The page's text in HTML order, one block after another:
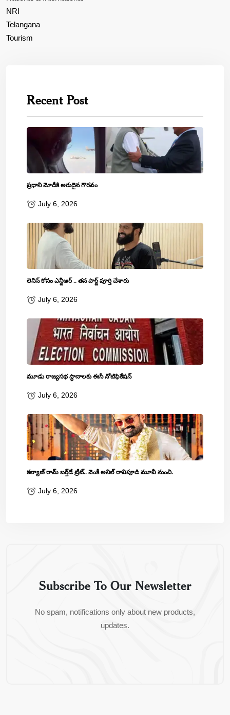
NRI
Telangana
Tourism
Recent Post
ప్రధాని మోదీకి అరుదైన గౌరవం
July 6, 2026
లెనిన్‌ కోసం ఎన్టీఆర్‌ .. తన పార్ట్‌ పూర్తి చేశారు
July 6, 2026
మూడు రాజ్యసభ స్థానాలకు ఈసీ నోటిఫికేషన్
July 6, 2026
కల్యాణ్ రామ్ బ‌ర్త్‌డే ట్రీట్‌.. వెంకీ-అనిల్ రావిపూడి మూవీ నుంచి.
July 6, 2026
Subscribe To Our Newsletter
No spam, notifications only about new products,
updates.